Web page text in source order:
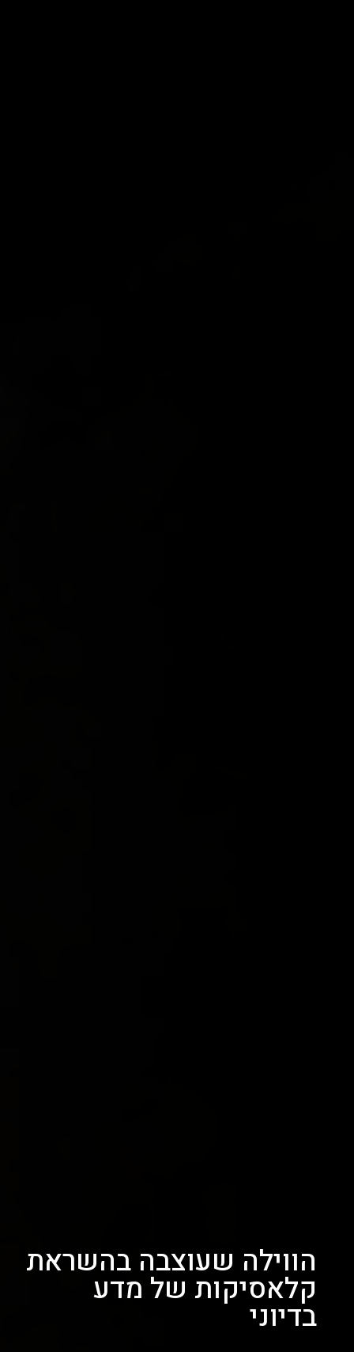
הווילה שעוצבה בהשראת
קלאסיקות של מדע
בדיוני